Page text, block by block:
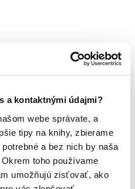
a kontaktnými údajmi?
webe správate, a
tipy na knihy, zbierame
a bez nich by naša
toho používame
umožňujú zisťovať, ako
než umřete